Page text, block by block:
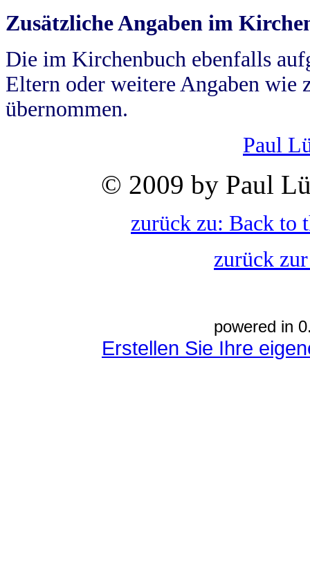
Zusätzliche Angaben im
Die im Kirchenbuch ebenfalls
Eltern oder weitere Angaben wie
übernommen.
Paul
© 2009 by Paul
zurück zu: Back to
zurück
powered in
Erstellen Sie Ihre